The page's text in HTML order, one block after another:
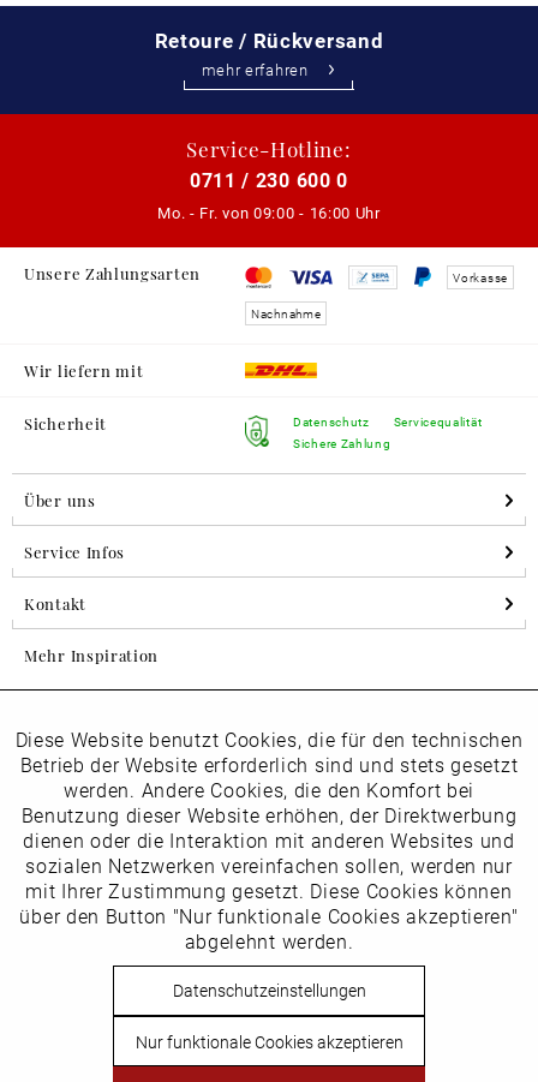
Retoure / Rückversand
mehr erfahren
Service-Hotline:
0711 / 230 600 0
Mo. - Fr. von 09:00 - 16:00 Uhr
Unsere Zahlungsarten Vorkasse
Nachnahme
Wir liefern mit
Sicherheit
Datenschutz
Sichere Zahlung
Servicequalität
Über uns
Service Infos
Kontakt
Mehr Inspiration
Folgen Sie uns auf Instagram
horsch_schuhe
Newsletter
Datenschutzbestimmungenhabe ich zur Kenntnis
vom Newsletter abmelden.
Vertrag widerrufen
Funktionale Aktiv
Marketing Inaktiv
Tracking Inaktiv
Inaktiv
Diese Website benutzt Cookies, die für den technischen
Betrieb der Website erforderlich sind und stets gesetzt
werden. Andere Cookies, die den Komfort bei
Benutzung dieser Website erhöhen, der Direktwerbung
dienen oder die Interaktion mit anderen Websites und
sozialen Netzwerken vereinfachen sollen, werden nur
mit Ihrer Zustimmung gesetzt. Diese Cookies können
über den Button "Nur funktionale Cookies akzeptieren"
abgelehnt werden.
Datenschutzeinstellungen
Nur funktionale Cookies akzeptieren